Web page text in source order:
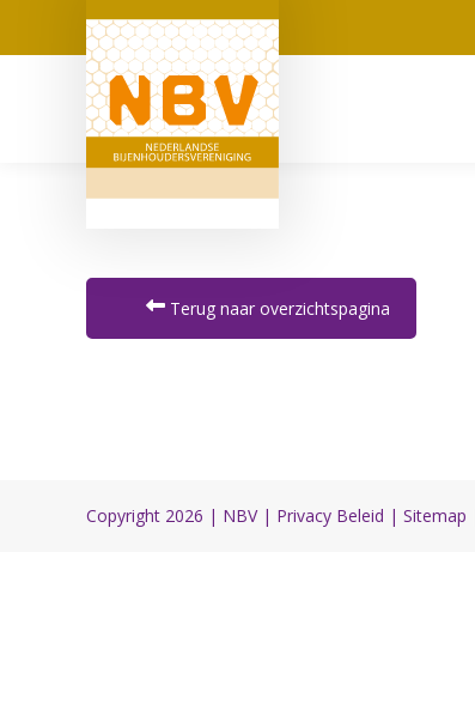
Terug naar overzichtspagina
Copyright 2026 | NBV| Privacy Beleid | Sitemap